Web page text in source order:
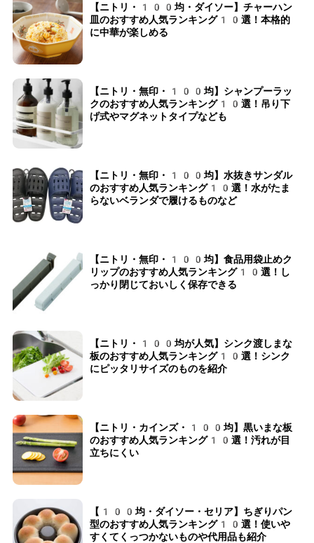
【ニトリ・100均・ダイソー】チャーハン
皿のおすすめ人気ランキング10選！本格的
に中華が楽しめる
【ニトリ・無印・100均】シャンプーラッ
クのおすすめ人気ランキング10選！吊り下
げ式やマグネットタイプなども
【ニトリ・無印・100均】水抜きサンダル
のおすすめ人気ランキング10選！水がたま
らないベランダで履けるものなど
【ニトリ・無印・100均】食品用袋止めク
リップのおすすめ人気ランキング10選！し
っかり閉じておいしく保存できる
【ニトリ・100均が人気】シンク渡しまな
板のおすすめ人気ランキング10選！シンク
にピッタリサイズのものを紹介
【ニトリ・カインズ・100均】黒いまな板
のおすすめ人気ランキング10選！汚れが目
立ちにくい
【100均・ダイソー・セリア】ちぎりパン
型のおすすめ人気ランキング10選！使いや
すくてくっつかないものや代用品も紹介